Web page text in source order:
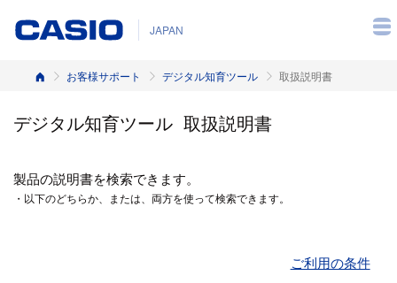
JAPAN
ホームお客様サポート デジタル知育ツール 取扱説明書
デジタル知育ツール 取扱説明書
製品の説明書を検索できます。
・以下のどちらか、または、両方を使って検索できます。
ご利用の条件